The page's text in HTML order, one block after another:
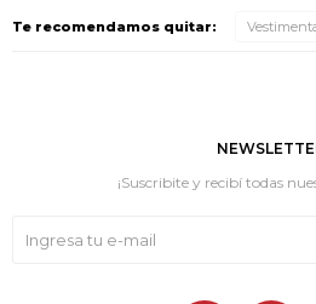
Te recomendamos quitar:
¡Suscribite y recibí todas